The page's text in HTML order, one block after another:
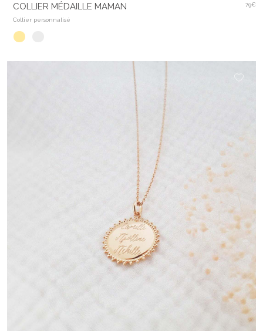
COLLIER MÉDAILLE MAMAN
Collier personnalisé
79€